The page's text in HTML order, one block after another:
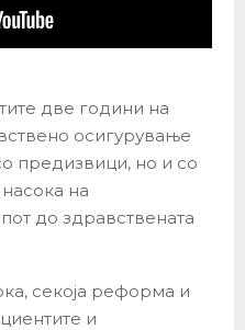
две години на
осигурување
предизвици, но и со
на
до здравствената
секоја реформа и
и